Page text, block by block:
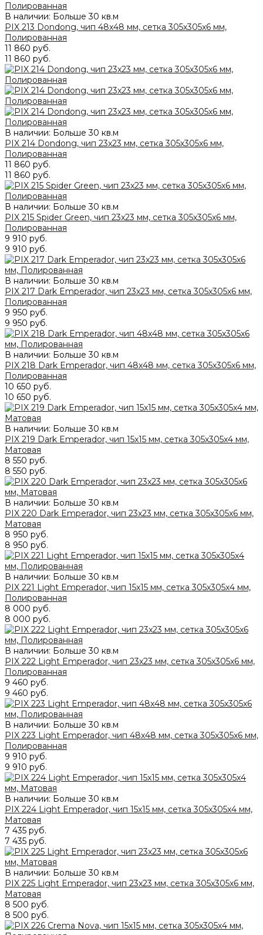
В наличии: Больше 30 кв.м
PIX 213 Dondong, чип 48x48 мм, сетка 305х305x6 мм,
Полированная
11 860 руб.
11 860 руб.
В наличии: Больше 30 кв.м
PIX 214 Dondong, чип 23x23 мм, сетка 305х305x6 мм,
Полированная
11 860 руб.
11 860 руб.
В наличии: Больше 30 кв.м
PIX 215 Spider Green, чип 23x23 мм, сетка 305х305x6 мм,
Полированная
9 910 руб.
9 910 руб.
В наличии: Больше 30 кв.м
PIX 217 Dark Emperador, чип 23x23 мм, сетка 305х305x6 мм,
Полированная
9 950 руб.
9 950 руб.
В наличии: Больше 30 кв.м
PIX 218 Dark Emperador, чип 48x48 мм, сетка 305х305x6 мм,
Полированная
10 650 руб.
10 650 руб.
В наличии: Больше 30 кв.м
PIX 219 Dark Emperador, чип 15x15 мм, сетка 305х305x4 мм,
Матовая
8 550 руб.
8 550 руб.
В наличии: Больше 30 кв.м
PIX 220 Dark Emperador, чип 23x23 мм, сетка 305х305x6 мм,
Матовая
8 950 руб.
8 950 руб.
В наличии: Больше 30 кв.м
PIX 221 Light Emperador, чип 15x15 мм, сетка 305х305x4 мм,
Полированная
8 000 руб.
8 000 руб.
В наличии: Больше 30 кв.м
PIX 222 Light Emperador, чип 23x23 мм, сетка 305х305x6 мм,
Полированная
9 460 руб.
9 460 руб.
В наличии: Больше 30 кв.м
PIX 223 Light Emperador, чип 48x48 мм, сетка 305х305x6 мм,
Полированная
9 910 руб.
9 910 руб.
В наличии: Больше 30 кв.м
PIX 224 Light Emperador, чип 15x15 мм, сетка 305х305x4 мм,
Матовая
7 435 руб.
7 435 руб.
В наличии: Больше 30 кв.м
PIX 225 Light Emperador, чип 23x23 мм, сетка 305х305x6 мм,
Матовая
8 500 руб.
8 500 руб.